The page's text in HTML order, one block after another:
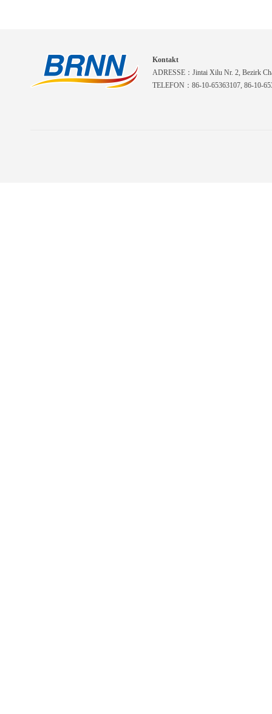
Kontakt
ADRESSE：Jintai Xilu Nr. 2, Bezirk
TELEFON：86-10-65363107, 86-10-